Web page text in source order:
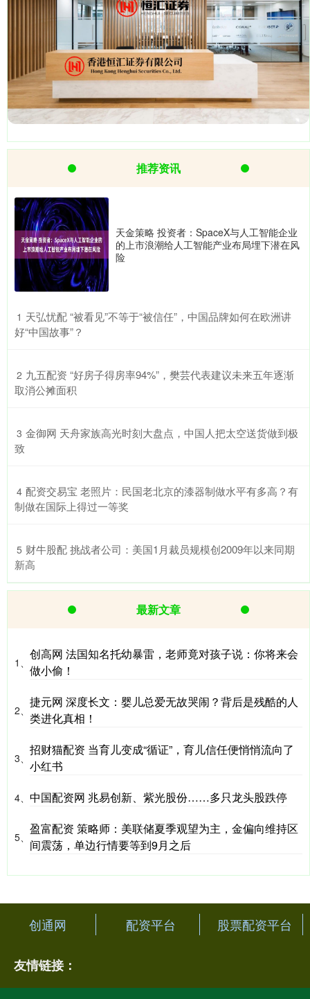
推荐资讯
天金策略 投资者：SpaceX与人工智能企业
的上市浪潮给人工智能产业布局埋下潜在风
险
1 ​天弘忧配 “被看见”不等于“被信任”，中国品牌如何在欧洲讲
好“中国故事”？
2 ​九五配资 “好房子得房率94%”，樊芸代表建议未来五年逐渐
取消公摊面积
3 ​金御网 天舟家族高光时刻大盘点，中国人把太空送货做到极
致
4 ​配资交易宝 老照片：民国老北京的漆器制做水平有多高？有
制做在国际上得过一等奖
5 ​财牛股配 挑战者公司：美国1月裁员规模创2009年以来同期
新高
最新文章
1、
创高网 法国知名托幼暴雷，老师竟对孩子说：你将来会
做小偷！
2、
捷元网 深度长文：婴儿总爱无故哭闹？背后是残酷的人
类进化真相！
3、
招财猫配资 当育儿变成“循证”，育儿信任便悄悄流向了
小红书
4、 中国配资网 兆易创新、紫光股份……多只龙头股跌停
5、
盈富配资 策略师：美联储夏季观望为主，金偏向维持区
间震荡，单边行情要等到9月之后
创通网 配资平台 股票配资平台
友情链接：